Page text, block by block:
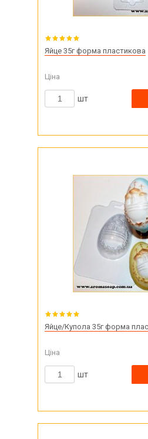
Яйце 35г форма пластикова
Ціна
шт
Яйце/Купола 35г форма
Ціна
шт